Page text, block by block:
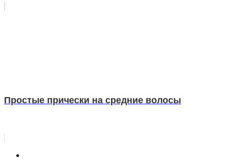
Простые прически на средние волосы